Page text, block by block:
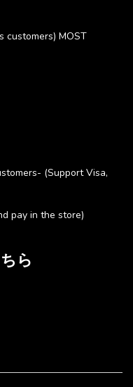
customers) MOST
(Support Visa,
pay in the store)
ら